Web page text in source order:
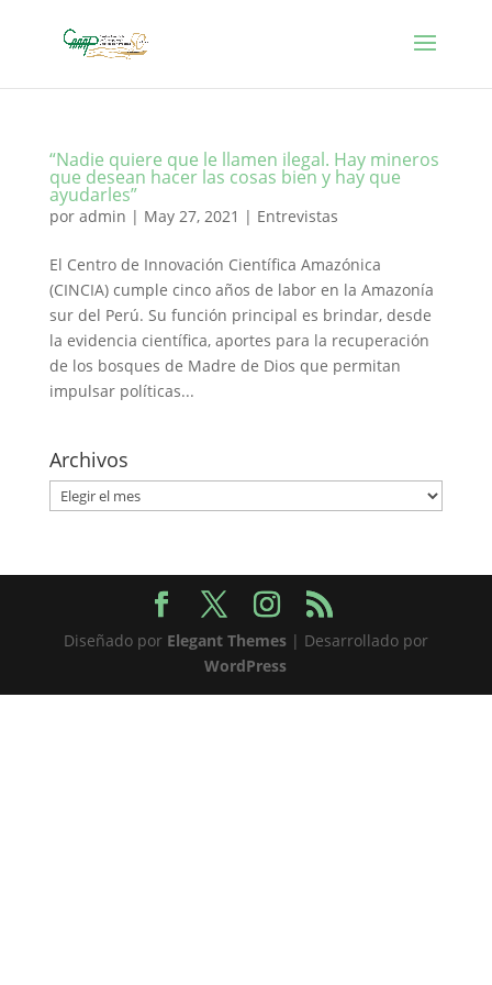
“Nadie quiere que le llamen ilegal. Hay mineros
que desean hacer las cosas bien y hay que
ayudarles”
por admin | May 27, 2021 | Entrevistas
El Centro de Innovación Científica Amazónica
(CINCIA) cumple cinco años de labor en la Amazonía
sur del Perú. Su función principal es brindar, desde
la evidencia científica, aportes para la recuperación
de los bosques de Madre de Dios que permitan
impulsar políticas...
Archivos
Archivos
Diseñado por Elegant Themes| Desarrollado por
WordPress